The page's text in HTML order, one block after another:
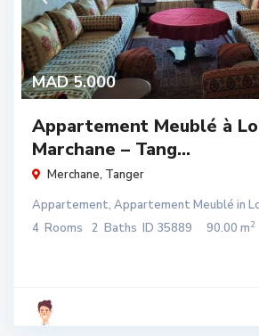
MAD 5.000
Appartement Meublé à
Marchane – Tang...
Merchane, Tanger
Appartement, Appartement Meublé in
4 Rooms 2 Baths ID 35889 90.00 m2